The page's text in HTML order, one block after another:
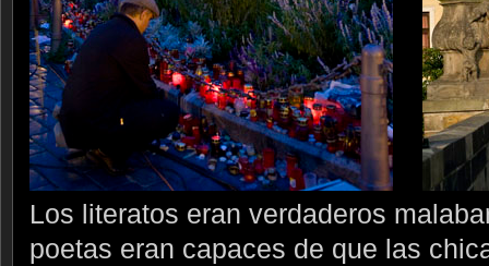
Los literatos eran verdaderos
poetas eran capaces de que las